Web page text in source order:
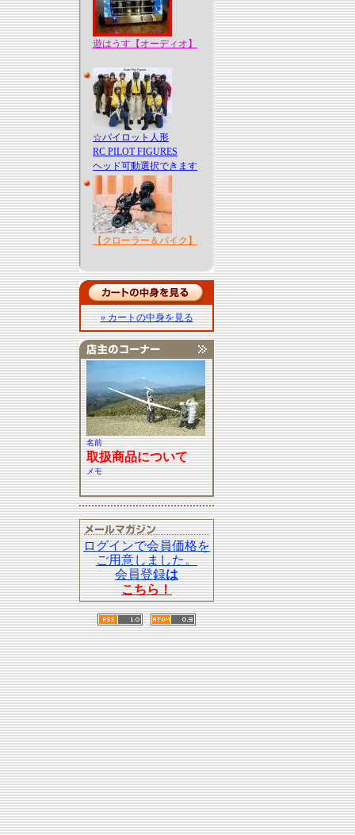
遊はうす【オーディオ】
☆パイロット人形
RC PILOT FIGURES
ヘッド可動選択できます
【クローラー＆バイク】
» カートの中身を見る
名前
取扱商品について
メモ
ログインで会員価格を
ご用意しました。
会員登録は
こちら！